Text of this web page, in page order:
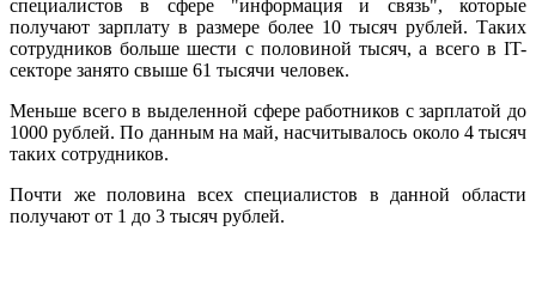
специалистов в сфере "информация и связь", которые
получают зарплату в размере более 10 тысяч рублей. Таких
сотрудников больше шести с половиной тысяч, а всего в IT-
секторе занято свыше 61 тысячи человек.
Меньше всего в выделенной сфере работников с зарплатой до
1000 рублей. По данным на май, насчитывалось около 4 тысяч
таких сотрудников.
Почти же половина всех специалистов в данной области
получают от 1 до 3 тысяч рублей.